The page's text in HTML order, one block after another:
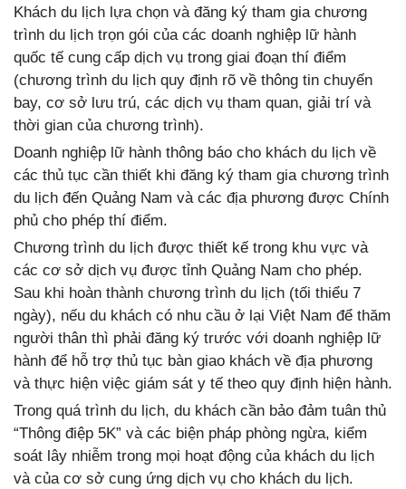
Khách du lịch lựa chọn và đăng ký tham gia chương
trình du lịch trọn gói của các doanh nghiệp lữ hành
quốc tế cung cấp dịch vụ trong giai đoạn thí điểm
(chương trình du lịch quy định rõ về thông tin chuyến
bay, cơ sở lưu trú, các dịch vụ tham quan, giải trí và
thời gian của chương trình).
Doanh nghiệp lữ hành thông báo cho khách du lịch về
các thủ tục cần thiết khi đăng ký tham gia chương trình
du lịch đến Quảng Nam và các địa phương được Chính
phủ cho phép thí điểm.
Chương trình du lịch được thiết kế trong khu vực và
các cơ sở dịch vụ được tỉnh Quảng Nam cho phép.
Sau khi hoàn thành chương trình du lịch (tối thiểu 7
ngày), nếu du khách có nhu cầu ở lại Việt Nam để thăm
người thân thì phải đăng ký trước với doanh nghiệp lữ
hành để hỗ trợ thủ tục bàn giao khách về địa phương
và thực hiện việc giám sát y tế theo quy định hiện hành.
Trong quá trình du lịch, du khách cần bảo đảm tuân thủ
“Thông điệp 5K” và các biện pháp phòng ngừa, kiểm
soát lây nhiễm trong mọi hoạt động của khách du lịch
và của cơ sở cung ứng dịch vụ cho khách du lịch.